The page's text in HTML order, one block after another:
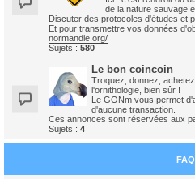
de la nature sauvage
Discuter des protocoles d'études et
Et pour transmettre vos données
normandie.org/
Sujets : 580
Le bon coincoin
Troquez, donnez,
l'ornithologie, bien sûr !
Le GONm vous permet
d'aucune transaction.
Ces annonces sont réservées aux
Sujets : 4
FAQ